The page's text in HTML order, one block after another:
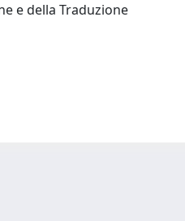
e della Traduzione